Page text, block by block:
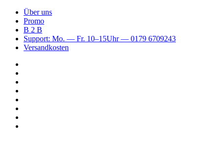
Über uns
Promo
B 2 B
Support: Mo. — Fr. 10–15Uhr — 0179 6709243
Versandkosten